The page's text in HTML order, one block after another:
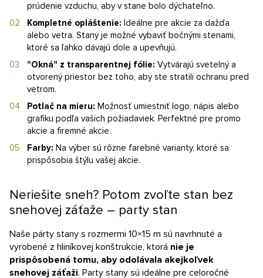
prúdenie vzduchu, aby v stane bolo dýchateľno.
Kompletné opláštenie: Ideálne pre akcie za dažďa
alebo vetra. Stany je možné vybaviť bočnými stenami,
ktoré sa ľahko dávajú dole a upevňujú.
"Okná" z transparentnej fólie: Vytvárajú svetelný a
otvorený priestor bez toho, aby ste stratili ochranu pred
vetrom.
Potlač na mieru: Možnosť umiestniť logo, nápis alebo
grafiku podľa vašich požiadaviek. Perfektné pre promo
akcie a firemné akcie.
Farby: Na výber sú rôzne farebné varianty, ktoré sa
prispôsobia štýlu vašej akcie.
Neriešite sneh? Potom zvoľte stan bez
snehovej záťaže – party stan
Naše párty stany s rozmermi 10×15 m sú navrhnuté a
vyrobené z hliníkovej konštrukcie, ktorá nie je
prispôsobená tomu, aby odolávala akejkoľvek
snehovej záťaži. Party stany sú ideálne pre celoročné